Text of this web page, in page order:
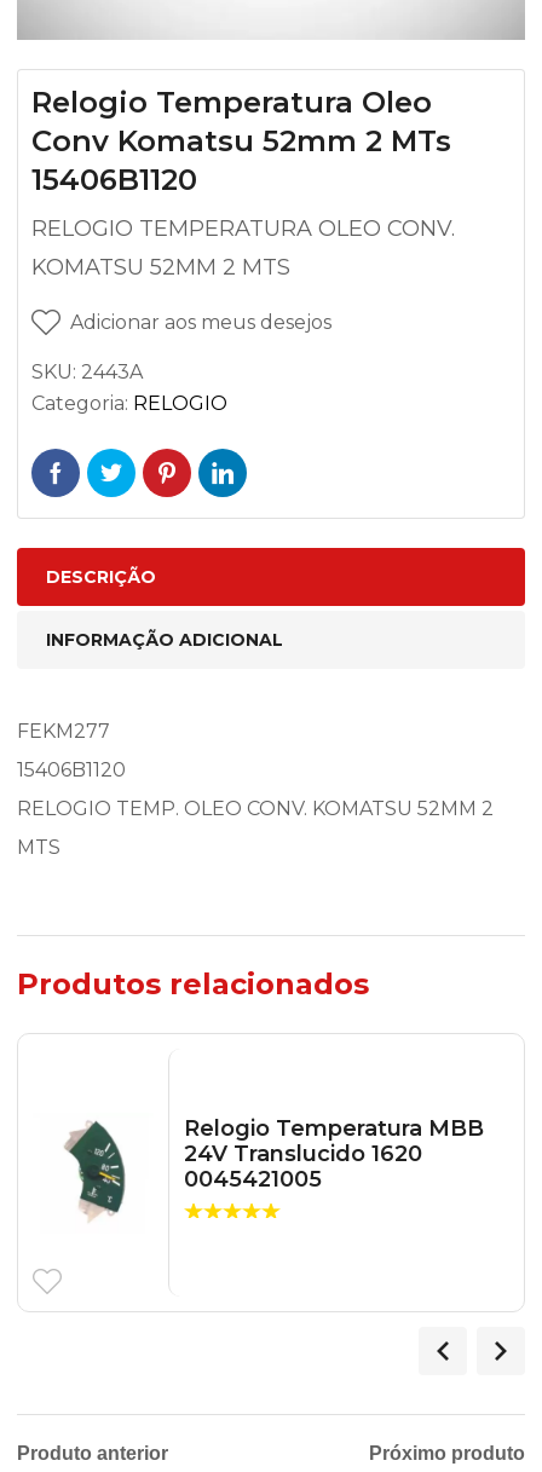
Relogio Temperatura Oleo
Conv Komatsu 52mm 2 MTs
15406B1120
RELOGIO TEMPERATURA OLEO CONV.
KOMATSU 52MM 2 MTS
Adicionar aos meus desejos
SKU: 2443A
Categoria: RELOGIO
DESCRIÇÃO
INFORMAÇÃO ADICIONAL
FEKM277
15406B1120
RELOGIO TEMP. OLEO CONV. KOMATSU 52MM 2
MTS
Produtos relacionados
Relogio Temperatura MBB
24V Translucido 1620
0045421005
Produto anterior Próximo produto